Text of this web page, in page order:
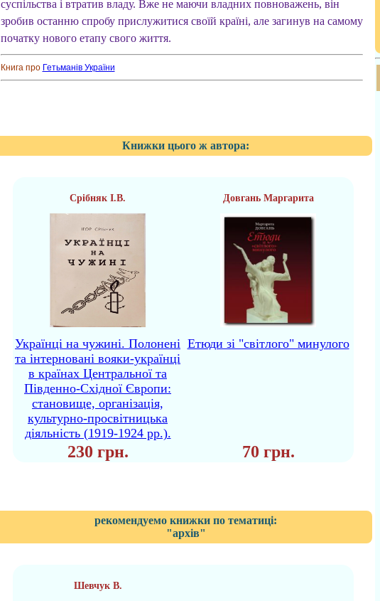
суспільства і втратив владу. Вже не маючи владних повноважень, він
зробив останню спробу прислужитися своїй країні, але загинув на самому
початку нового етапу свого життя.
Книга про Гетьманів України
Книжки цього ж автора:
Срібняк І.В. Довгань Маргарита
Українці на чужині. Полонені
та інтерновані вояки-українці
в країнах Центральної та
Південно-Східної Європи:
становище, організація,
культурно-просвітницька
діяльність (1919-1924 рр.).
Етюди зі "світлого" минулого
230 грн. 70 грн.
рекомендуемо книжки по тематиці:
"архів"
Шевчук В.